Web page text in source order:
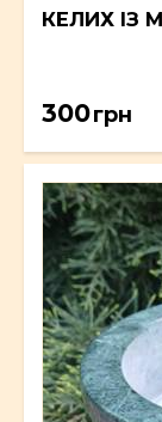
КЕЛИХ ІЗ
300грн